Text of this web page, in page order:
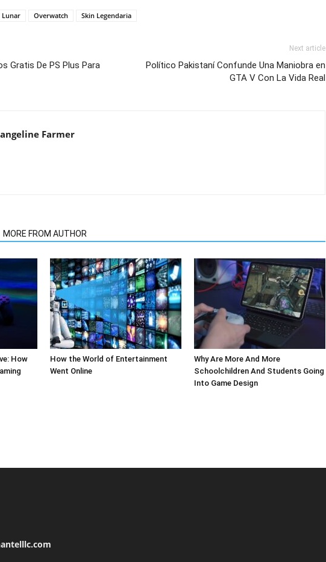
Lunar Overwatch Skin Legendaria
Gratis De PS Plus Para
Next article
Político Pakistaní Confunde Una Maniobra en
GTA V Con La Vida Real
Farmer
MORE FROM AUTHOR
How
How the World of Entertainment
Went Online
Why Are More And More
Schoolchildren And Students Going
Into Game Design